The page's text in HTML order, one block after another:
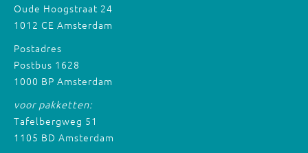
Oude Hoogstraat 24
1012 CE Amsterdam
Postadres
Postbus 1628
1000 BP Amsterdam
voor pakketten:
Tafelbergweg 51
1105 BD Amsterdam